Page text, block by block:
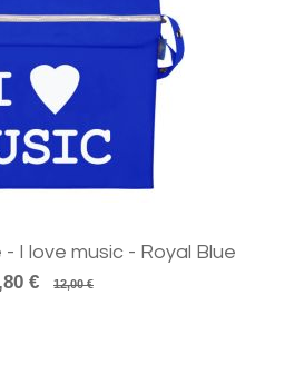
I love music - Royal Blue
€
12,00 €